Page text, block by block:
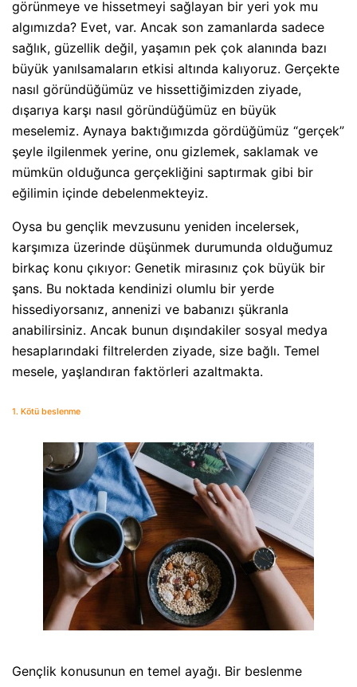
görünmeye ve hissetmeyi sağlayan bir yeri yok mu
algımızda? Evet, var. Ancak son zamanlarda sadece
sağlık, güzellik değil, yaşamın pek çok alanında bazı
büyük yanılsamaların etkisi altında kalıyoruz. Gerçekte
nasıl göründüğümüz ve hissettiğimizden ziyade,
dışarıya karşı nasıl göründüğümüz en büyük
meselemiz. Aynaya baktığımızda gördüğümüz “gerçek”
şeyle ilgilenmek yerine, onu gizlemek, saklamak ve
mümkün olduğunca gerçekliğini saptırmak gibi bir
eğilimin içinde debelenmekteyiz.
Oysa bu gençlik mevzusunu yeniden incelersek,
karşımıza üzerinde düşünmek durumunda olduğumuz
birkaç konu çıkıyor: Genetik mirasınız çok büyük bir
şans. Bu noktada kendinizi olumlu bir yerde
hissediyorsanız, annenizi ve babanızı şükranla
anabilirsiniz. Ancak bunun dışındakiler sosyal medya
hesaplarındaki filtrelerden ziyade, size bağlı. Temel
mesele, yaşlandıran faktörleri azaltmakta.
1. Kötü beslenme
Gençlik konusunun en temel ayağı. Bir beslenme